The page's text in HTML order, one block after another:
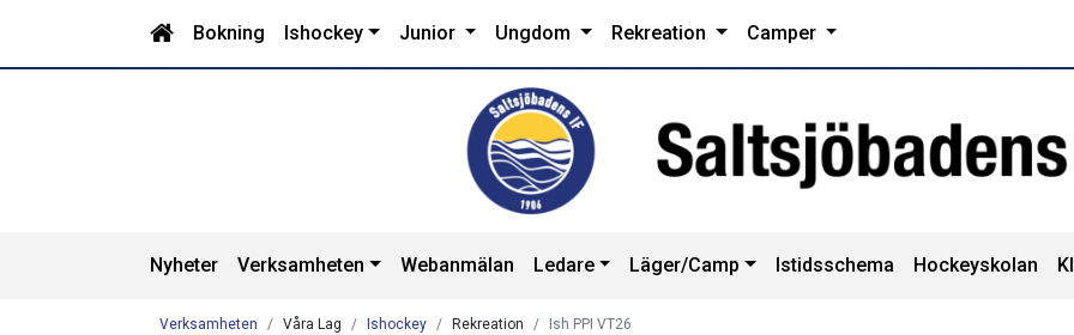
Bokning Ishockey Junior Ungdom Rekreation Camper
Nyheter Verksamheten Webanmälan Ledare Läger/Camp Istidsschema Hockeyskolan
Verksamheten Våra Lag Ishockey Rekreation Ish PPI VT26